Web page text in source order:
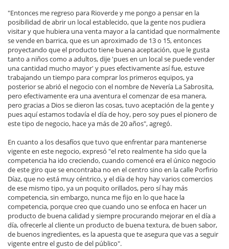
"Entonces me regreso para Rioverde y me pongo a pensar en la
posibilidad de abrir un local establecido, que la gente nos pudiera
visitar y que hubiera una venta mayor a la cantidad que normalmente
se vende en barrica, que es un aproximado de 13 o 15, entonces
proyectando que el producto tiene buena aceptación, que le gusta
tanto a niños como a adultos, dije 'pues en un local se puede vender
una cantidad mucho mayor' y pues efectivamente así fue, estuve
trabajando un tiempo para comprar los primeros equipos, ya
posterior se abrió el negocio con el nombre de Nevería La Sabrosita,
pero efectivamente era una aventura el comenzar de esa manera,
pero gracias a Dios se dieron las cosas, tuvo aceptación de la gente y
pues aquí estamos todavía el día de hoy, pero soy pues el pionero de
este tipo de negocio, hace ya más de 20 años", agregó.
En cuanto a los desafíos que tuvo que enfrentar para mantenerse
vigente en este negocio, expresó "el reto realmente ha sido que la
competencia ha ido creciendo, cuando comencé era el único negocio
de este giro que se encontraba no en el centro sino en la calle Porfirio
Díaz, que no está muy céntrico, y el día de hoy hay varios comercios
de ese mismo tipo, ya un poquito orillados, pero sí hay más
competencia, sin embargo, nunca me fijo en lo que hace la
competencia, porque creo que cuando uno se enfoca en hacer un
producto de buena calidad y siempre procurando mejorar en el día a
día, ofrecerle al cliente un producto de buena textura, de buen sabor,
de buenos ingredientes, es la apuesta que te asegura que vas a seguir
vigente entre el gusto de del público".